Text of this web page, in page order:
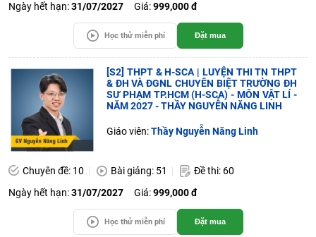
Ngày hết hạn:31/07/2027 Giá:999,000 đ
Học thử miễn phí Đặt mua
[S2] THPT & H-SCA | LUYỆN THI TN THPT
& ĐH VÀ ĐGNL CHUYÊN BIỆT TRƯỜNG ĐH
SƯ PHẠM TP.HCM (H-SCA) - MÔN VẬT LÍ -
NĂM 2027 - THẦY NGUYỄN NĂNG LINH
Giáo viên:Thầy Nguyễn Năng Linh
Chuyên đề: 10 Bài giảng: 51
Đề thi: 60
Ngày hết hạn:31/07/2027 Giá:999,000 đ
Học thử miễn phí Đặt mua